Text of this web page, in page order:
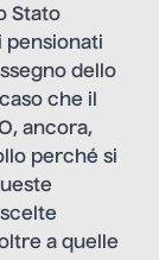
Stato
pensionati
dello
che il
ancora,
perché si
a quelle